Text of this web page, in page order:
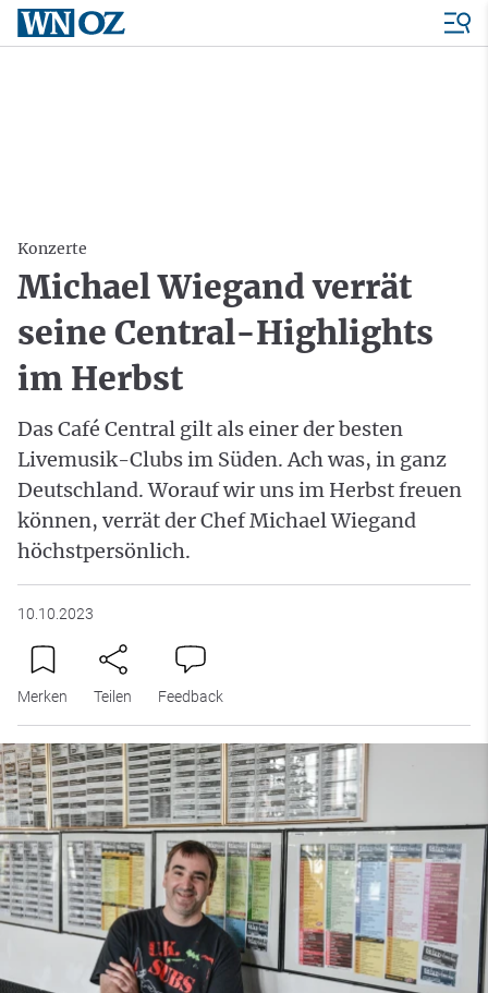
Konzerte
Michael Wiegand verrät
seine Central-Highlights
im Herbst
Das Café Central gilt als einer der besten
Livemusik-Clubs im Süden. Ach was, in ganz
Deutschland. Worauf wir uns im Herbst freuen
können, verrät der Chef Michael Wiegand
höchstpersönlich.
10.10.2023
Merken Teilen Feedback